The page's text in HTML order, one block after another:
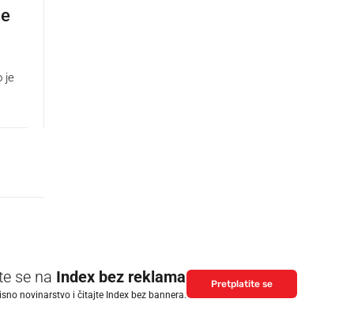
je
se na Index bez reklama
novinarstvo i čitajte Index bez bannera.
Pretplatite se